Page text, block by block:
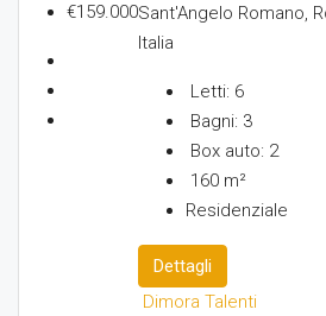
€159.000Sant'Angelo Romano,
Italia
Letti: 6
Bagni: 3
Box auto: 2
160 m²
Residenziale
Dettagli
Dimora Talenti